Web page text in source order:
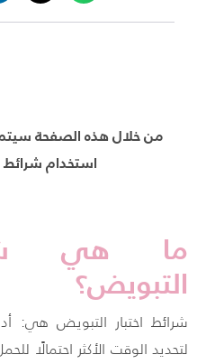
من خلال هذه الصفحة
استخدام شرائط
ما هي
التبويض؟
شرائط اختبار التبويض هي:
لتحديد الوقت الأكثر احتمالًا